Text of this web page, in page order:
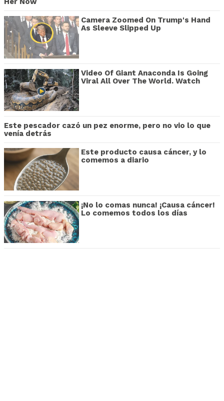
Camera Zoomed On Trump's Hand
As Sleeve Slipped Up
Video Of Giant Anaconda Is Going
Viral All Over The World. Watch
Este pescador cazó un pez enorme, pero no vio lo que
venía detrás
Este producto causa cáncer, y lo
comemos a diario
¡No lo comas nunca! ¡Causa cáncer!
Lo comemos todos los días